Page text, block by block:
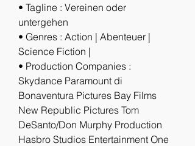
• Tagline : Vereinen oder
untergehen
• Genres : Action | Abenteuer |
Science Fiction |
• Production Companies :
Skydance Paramount di
Bonaventura Pictures Bay Films
New Republic Pictures Tom
DeSanto/Don Murphy Production
Hasbro Studios Entertainment One